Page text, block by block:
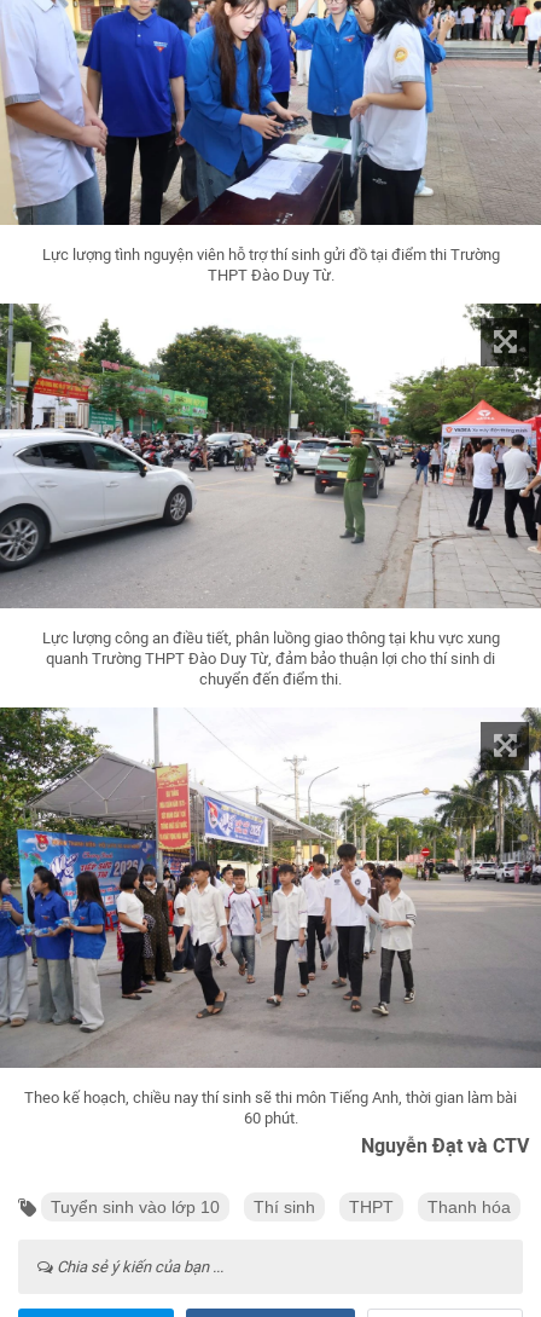
Lực lượng tình nguyện viên hỗ trợ thí sinh gửi đồ tại điểm thi Trường
THPT Đào Duy Từ.
Lực lượng công an điều tiết, phân luồng giao thông tại khu vực xung
quanh Trường THPT Đào Duy Từ, đảm bảo thuận lợi cho thí sinh di
chuyển đến điểm thi.
Theo kế hoạch, chiều nay thí sinh sẽ thi môn Tiếng Anh, thời gian làm bài
60 phút.
Nguyễn Đạt và CTV
Tuyển sinh vào lớp 10 Thí sinh THPT Thanh hóa
Chia sẻ ý kiến của bạn ...